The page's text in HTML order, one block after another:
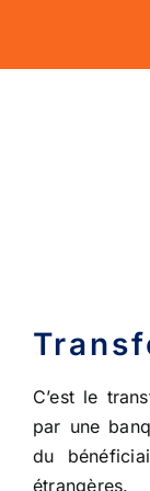
contenu
Actualité
C’est le
par une
du
étrangères.